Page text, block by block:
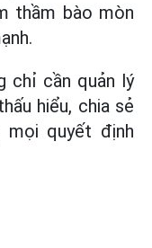
thầm bào mòn
chỉ cần quản lý
hiểu, chia sẻ
quyết định